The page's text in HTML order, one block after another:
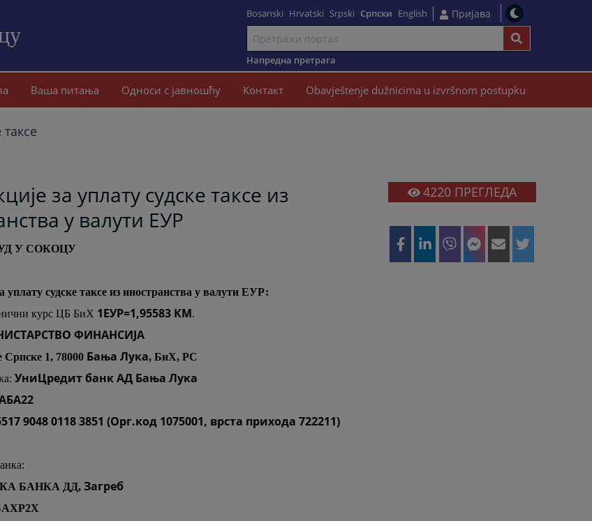
садржај
Bosanski Hrvatski Srpski Српски English Пријава
Напредна претрага
Ваша питања Односи с јавношћу Контакт Obavještenje dužnicima u izvršnom postupku
таксе
за уплату судске таксе из
у валути ЕУР
У СОКОЦУ
уплату судске таксе из иностранства у валути ЕУР:
курс ЦБ БиХ 1ЕУР=1,95583 КМ.
ФИНАНСИЈА
Српске 1, 78000 Бања Лука, БиХ, РС
УниЦредит банк АД Бања Лука
9048 0118 3851 (Орг.код 1075001, врста прихода 722211)
БАНКА ДД, Загреб
4220 ПРЕГЛЕДА